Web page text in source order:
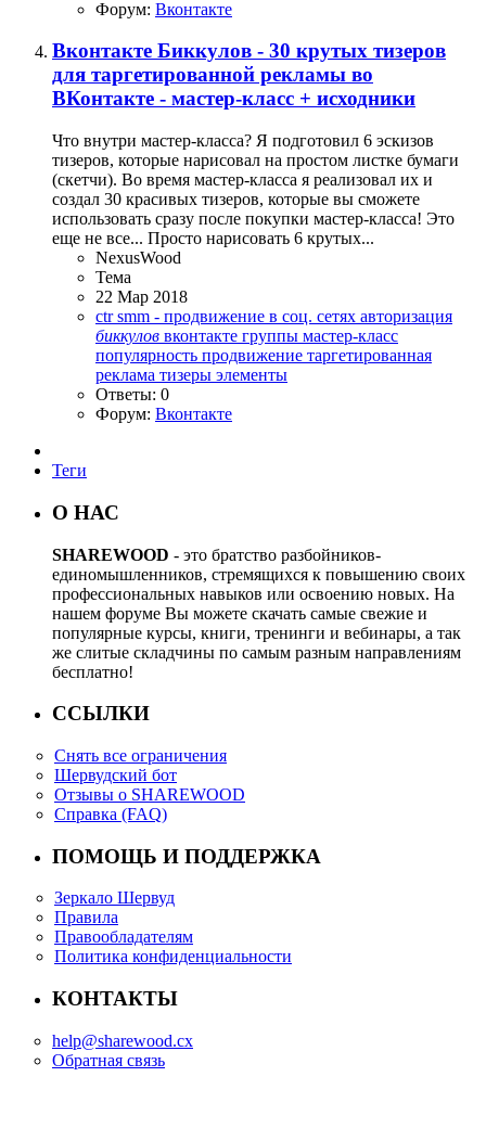
Форум: Вконтакте
Вконтакте Биккулов - 30 крутых тизеров
для таргетированной рекламы во
ВКонтакте - мастер-класс + исходники
Что внутри мастер-класса? Я подготовил 6 эскизов
тизеров, которые нарисовал на простом листке бумаги
(скетчи). Во время мастер-класса я реализовал их и
создал 30 красивых тизеров, которые вы сможете
использовать сразу после покупки мастер-класса! Это
еще не все... Просто нарисовать 6 крутых...
NexusWood
Тема
22 Мар 2018
ctrsmm - продвижение в соц. сетях авторизация
биккулов вконтакте группы мастер-класс
популярность продвижение таргетированная
реклама тизеры элементы
Ответы: 0
Форум: Вконтакте
Теги
О НАС
SHAREWOOD - это братство разбойников-
единомышленников, стремящихся к повышению своих
профессиональных навыков или освоению новых. На
нашем форуме Вы можете скачать самые свежие и
популярные курсы, книги, тренинги и вебинары, а так
же слитые складчины по самым разным направлениям
бесплатно!
ССЫЛКИ
Снять все ограничения
Шервудский бот
Отзывы о SHAREWOOD
Справка (FAQ)
ПОМОЩЬ И ПОДДЕРЖКА
Зеркало Шервуд
Правила
Правообладателям
Политика конфиденциальности
КОНТАКТЫ
help@sharewood.cx
Обратная связь